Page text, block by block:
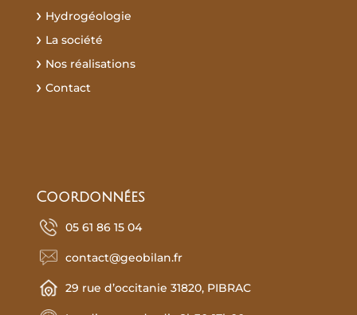
Hydrogéologie
La société
Nos réalisations
Contact
Coordonnées
05 61 86 15 04
contact@geobilan.fr
29 rue d’occitanie 31820, PIBRAC